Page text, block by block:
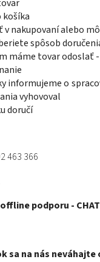
nakupovaní alebo
spôsob
máme tovar odoslať
informujeme o
vyhovoval
doručí
463 366
podporu - CHAT
sa na nás